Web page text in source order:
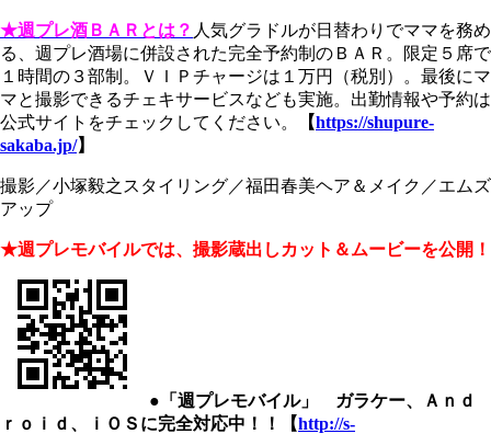
★週プレ酒ＢＡＲとは？ 人気グラドルが日替わりでママを務め
る、週プレ酒場に併設された完全予約制のＢＡＲ。限定５席で
１時間の３部制。ＶＩＰチャージは１万円（税別）。最後にマ
マと撮影できるチェキサービスなども実施。出勤情報や予約は
公式サイトをチェックしてください。
【https://shupure-
sakaba.jp/】
撮影／小塚毅之スタイリング／福田春美ヘア＆メイク／エムズ
アップ
★週プレモバイルでは、撮影蔵出しカット＆ムービーを公開！
●「週プレモバイル」 ガラケー、Ａｎｄ
ｒｏｉｄ、ｉＯＳに完全対応中！！【http://s-